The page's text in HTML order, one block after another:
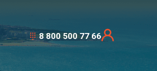
8 800 500 77 66